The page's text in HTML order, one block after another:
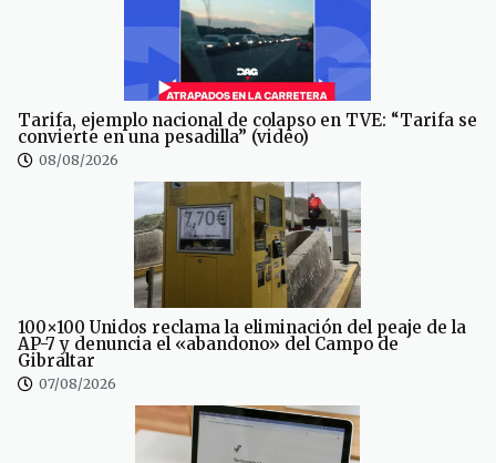
Tarifa, ejemplo nacional de colapso en TVE: “Tarifa se
convierte en una pesadilla” (video)
08/08/2026
100×100 Unidos reclama la eliminación del peaje de la
AP-7 y denuncia el «abandono» del Campo de
Gibraltar
07/08/2026